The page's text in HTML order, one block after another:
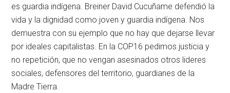
es guardia indígena. Breiner David Cucuñame defendió la
vida y la dignidad como joven y guardia indígena. Nos
demuestra con su ejemplo que no hay que dejarse llevar
por ideales capitalistas. En la COP16 pedimos justicia y
no repetición, que no vengan asesinados otros lideres
sociales, defensores del territorio, guardianes de la
Madre Tierra.